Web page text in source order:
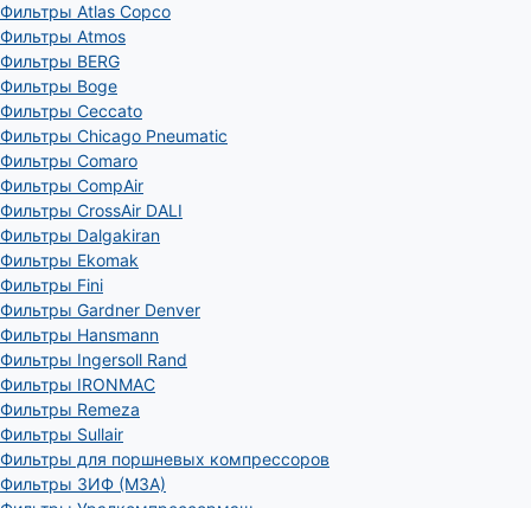
Фильтры Atlas Copco
Фильтры Atmos
Фильтры BERG
Фильтры Boge
Фильтры Ceccato
Фильтры Chicago Pneumatic
Фильтры Comaro
Фильтры CompAir
Фильтры CrossAir DALI
Фильтры Dalgakiran
Фильтры Ekomak
Фильтры Fini
Фильтры Gardner Denver
Фильтры Hansmann
Фильтры Ingersoll Rand
Фильтры IRONMAC
Фильтры Remeza
Фильтры Sullair
Фильтры для поршневых компрессоров
Фильтры ЗИФ (МЗА)